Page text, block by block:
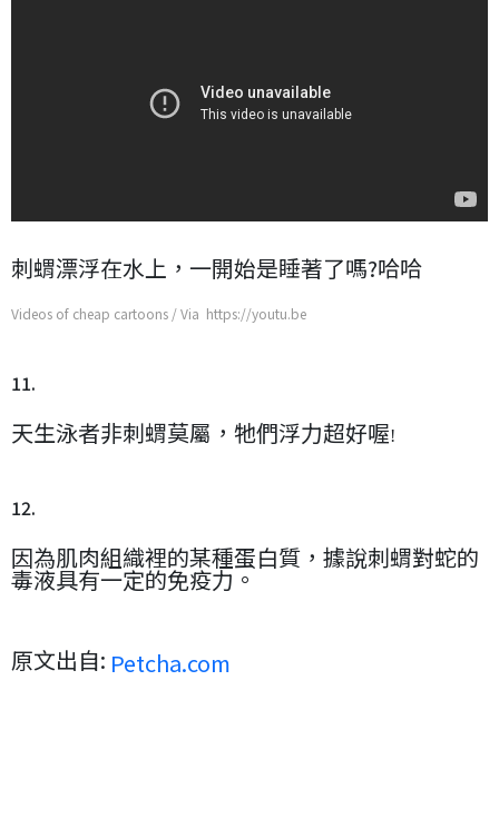
刺蝟漂浮在水上，一開始是睡著了嗎?哈哈
Videos of cheap cartoons / Via https://youtu.be
11.
天生泳者非刺蝟莫屬，牠們浮力超好喔!
12.
因為肌肉組織裡的某種蛋白質，據說刺蝟對蛇的
毒液具有一定的免疫力。
原文出自: Petcha.com